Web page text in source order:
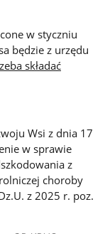
w styczniu
będzie z urzędu
składać
Wsi z dnia 17
w sprawie
z
choroby
z 2025 r. poz.